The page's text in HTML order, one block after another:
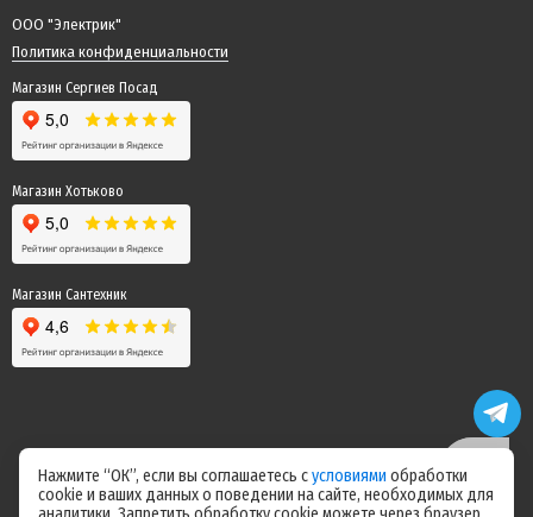
ООО "Электрик"
Политика конфиденциальности
Магазин Сергиев Посад
Магазин Хотьково
Магазин Сантехник
Цены на сайте не являются офертой! Актуальные цены уточняйте у
Нажмите “ОК”, если вы соглашаетесь сусловиями обработки
cookie и ваших данных о поведении на сайте, необходимых для